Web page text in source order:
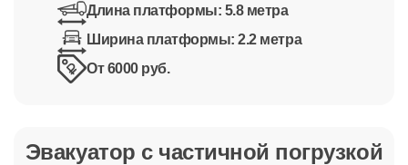
Длина платформы: 5.8 метра
Ширина платформы:2.2 метра
От 6000 руб.
Эвакуатор с частичной погрузкой